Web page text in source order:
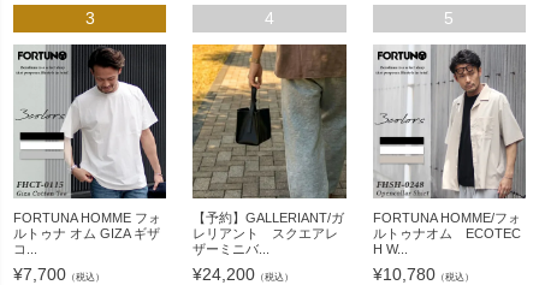
3
FORTUNA HOMME フォ
ルトゥナ オム GIZA ギザ
コ...
¥7,700 （税込）
4
【予約】GALLERIANT/ガ
レリアント スクエアレ
ザーミニバ...
¥24,200 （税込）
5
FORTUNA HOMME/フォ
ルトゥナオム ECOTEC
H W...
¥10,780（税込）